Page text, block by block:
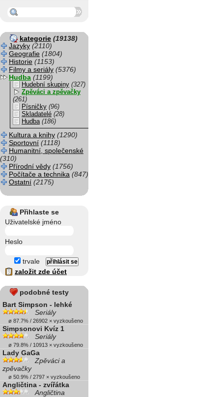
kategorie (19138)
Jazyky (2110)
Geografie (1804)
Historie (1153)
Filmy a seriály (5376)
Hudba (1199)
Hudební skupiny (327)
Zpěváci a zpěvačky
(261)
Písničky (96)
Skladatelé (28)
Hudba (186)
Kultura a knihy (1290)
Sportovní (1118)
Humanitní, společenské
(310)
Přírodní vědy (1756)
Počítače a technika (847)
Ostatní (2175)
Přihlaste se
Uživatelské jméno
Heslo
trvale
založit zde účet
podobné testy
Bart Simpson - lehké
Seriály
ø 87.7% / 26902 × vyzkoušeno
Simpsonovi Kvíz 1
Seriály
ø 79.8% / 10913 × vyzkoušeno
Lady GaGa
Zpěváci a
zpěvačky
ø 50.9% / 2797 × vyzkoušeno
Angličtina - zvířátka
Angličtina